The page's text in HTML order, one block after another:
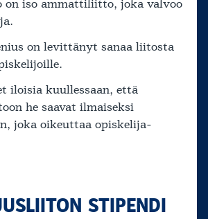
on iso ammattiliitto, joka valvoo
on levittänyt sanaa liitosta
iloisia kuullessaan, että
he saavat ilmaiseksi
joka oikeuttaa opiskelija-
STIPENDI